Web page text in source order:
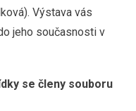
Výstava vás
jeho současnosti v
se členy souboru